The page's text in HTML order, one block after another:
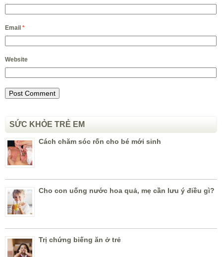
Email *
Website
SỨC KHỎE TRẺ EM
Cách chăm sóc rốn cho bé mới sinh
Cho con uống nước hoa quả, mẹ cần lưu ý điều gì?
Trị chứng biếng ăn ở trẻ